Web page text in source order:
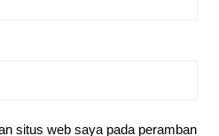
situs web saya pada peramban